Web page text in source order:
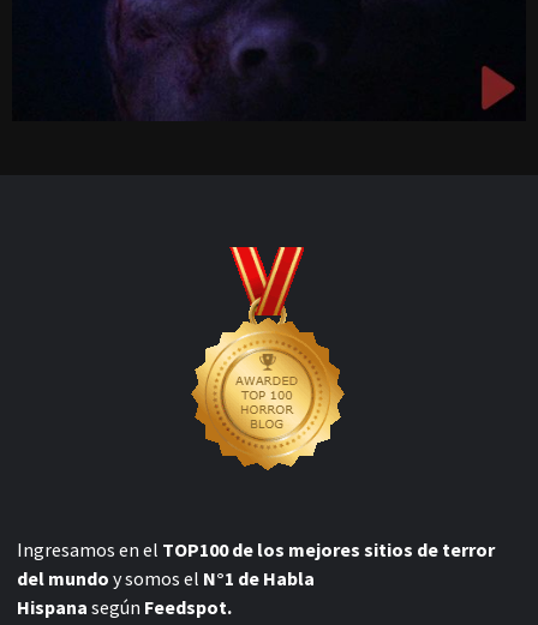
Ingresamos en el TOP100 de los mejores sitios de terror
del mundo y somos el N°1 de Habla
Hispana según Feedspot.